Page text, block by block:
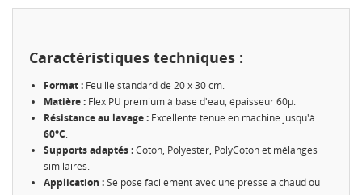
Caractéristiques techniques :
Format : Feuille standard de 20 x 30 cm.
Matière : Flex PU premium à base d'eau, épaisseur 60µ.
Résistance au lavage : Excellente tenue en machine jusqu'à
60°C.
Supports adaptés :Coton, Polyester, PolyCoton et mélanges
similaires.
Application :Se pose facilement avec une presse à chaud ou
CRÉER UNE LISTE D'ENVIES
CONNEXION